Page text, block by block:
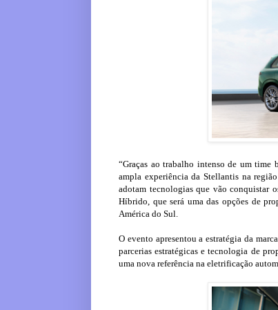
“Graças ao trabalho intenso de um time
ampla experiência da Stellantis na
adotam tecnologias que vão conquistar
Híbrido, que será uma das opções de
América do Sul.
O evento apresentou a estratégia da
parcerias estratégicas e tecnologia de
uma nova referência na eletrificação